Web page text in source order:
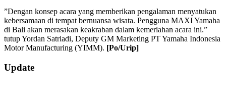
”Dengan konsep acara yang memberikan pengalaman menyatukan
kebersamaan di tempat bernuansa wisata. Pengguna MAXI Yamaha
di Bali akan merasakan keakraban dalam kemeriahan acara ini.”
tutup Yordan Satriadi, Deputy GM Marketing PT Yamaha Indonesia
Motor Manufacturing (YIMM). [Po/Urip]
2019-
08-
Update